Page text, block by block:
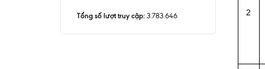
2
Tổng số lượt truy cập: 3.783.646